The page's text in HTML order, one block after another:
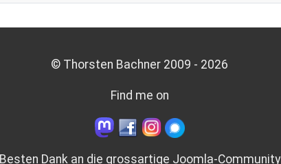
© Thorsten Bachner 2009 - 2026
Find me on
Besten Dank an die grossartige Joomla-Community